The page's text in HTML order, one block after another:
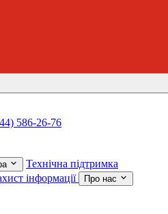
586-26-76
Технічна підтримка
інформації Про нас